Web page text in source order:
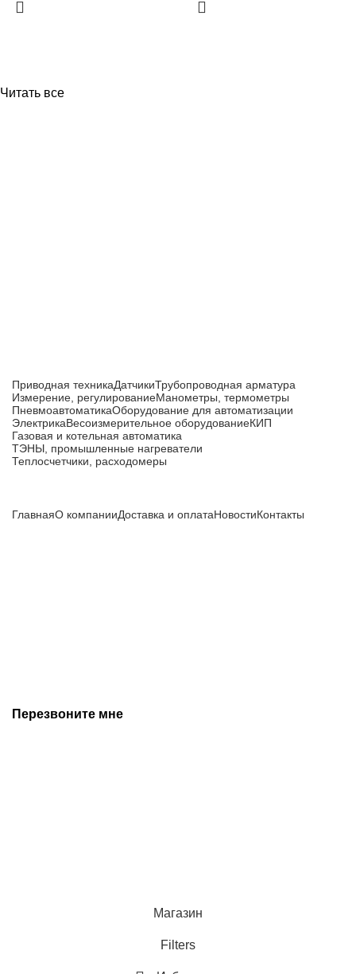
Читать все
Приводная техникаДатчикиТрубопроводная арматура
Измерение, регулированиеМанометры, термометры
ПневмоавтоматикаОборудование для автоматизации
ЭлектрикаВесоизмерительное оборудованиеКИП
Газовая и котельная автоматика
ТЭНЫ, промышленные нагреватели
Теплосчетчики, расходомеры
ГлавнаяО компанииДоставка и оплатаНовостиКонтакты
Перезвоните мне
Магазин
Filters